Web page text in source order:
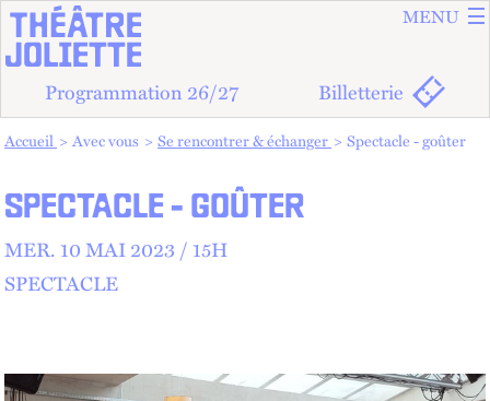
ALLER
ALLER
MENU
Programmation 26/27 Billetterie
Vous êtes dans :
Accueil Avec vous Se rencontrer & échanger Spectacle - goûter
SPECTACLE - GOÛTER
MER.10 MAI 2023 /15H
SPECTACLE